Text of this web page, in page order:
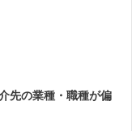
介先の業種・職種が偏